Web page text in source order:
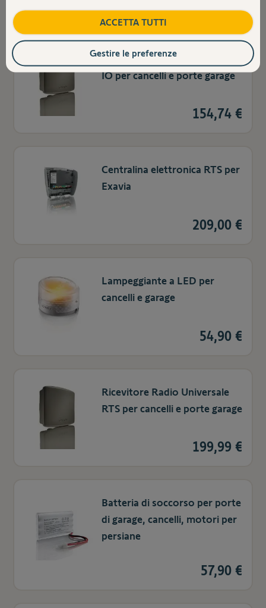
Ricevitore Radio Universale
IO per cancelli e porte garage
154,74 €
Centralina elettronica RTS per
Exavia
209,00 €
Lampeggiante a LED per
cancelli e garage
54,90 €
Ricevitore Radio Universale
RTS per cancelli e porte garage
199,99 €
Batteria di soccorso per porte
di garage, cancelli, motori per
persiane
57,90 €
ACCETTA TUTTI
Gestire le preferenze